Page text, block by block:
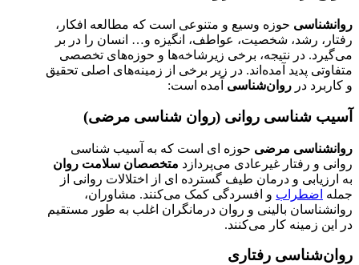
روانشناسی حوزه وسیع و متنوعی است که مطالعه افکار،
رفتار، رشد، شخصیت، عواطف، انگیزه و… انسان را در بر
می‌گیرد. در نتیجه، برخی زیرشاخه‌ها و حوزه‌های تخصصی
متفاوتی پدید آمده‌اند. در زیر برخی از زمینه‌های اصلی تحقیق
و کاربرد در روان‌شناسی آمده است:
آسیب شناسی روانی (روان شناسی مرضی)
روانشناسی مرضی حوزه ای است که به آسیب شناسی
روانی و رفتار غیرعادی می‌پردازد متخصصان سلامت روان
به ارزیابی و درمان طیف گسترده ای از اختلالات روانی از
جمله اضطراب و افسردگی کمک می‌کنند. مشاوران،
روانشناسان بالینی و روان درمانگران اغلب به طور مستقیم
در این زمینه کار می‌کنند.
روان‌شناسی رفتاری